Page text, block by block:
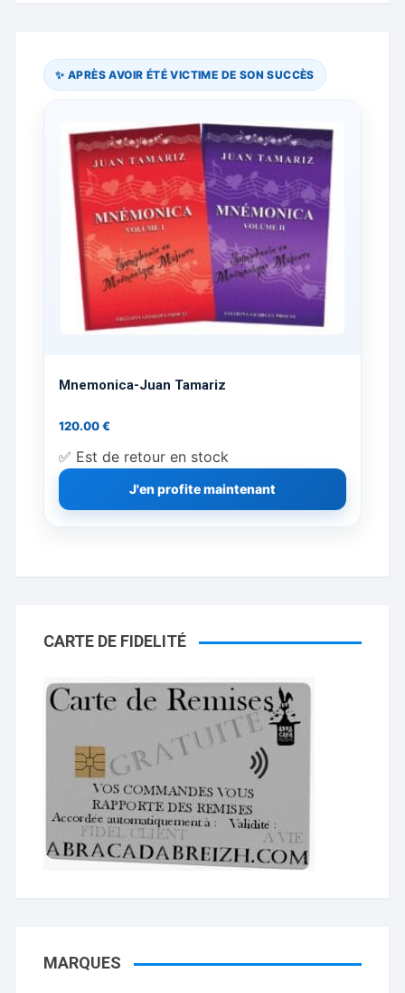
✨ APRÈS AVOIR ÉTÉ VICTIME DE SON SUCCÈS
Mnemonica-Juan Tamariz
120.00€
✅ Est de retour en stock
J'en profite maintenant
CARTE DE FIDELITÉ
MARQUES